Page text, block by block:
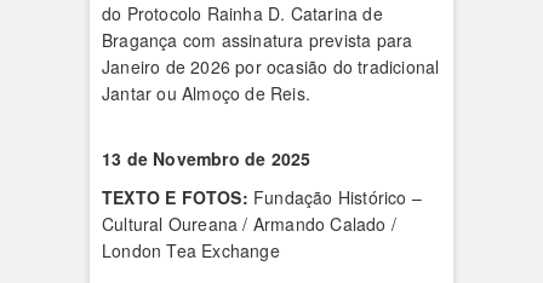
do Protocolo Rainha D. Catarina de
Bragança com assinatura prevista para
Janeiro de 2026 por ocasião do tradicional
Jantar ou Almoço de Reis.
13 de Novembro de 2025
TEXTO E FOTOS: Fundação Histórico –
Cultural Oureana / Armando Calado /
London Tea Exchange